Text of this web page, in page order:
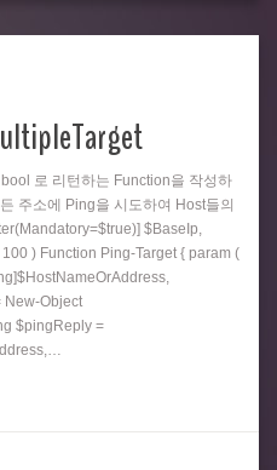
로 리턴하는 Function을 작성하
주소에 Ping을 시도하여 Host들의
$BaseIp,
) Function Ping-Target { param (
New-Object
$pingReply =